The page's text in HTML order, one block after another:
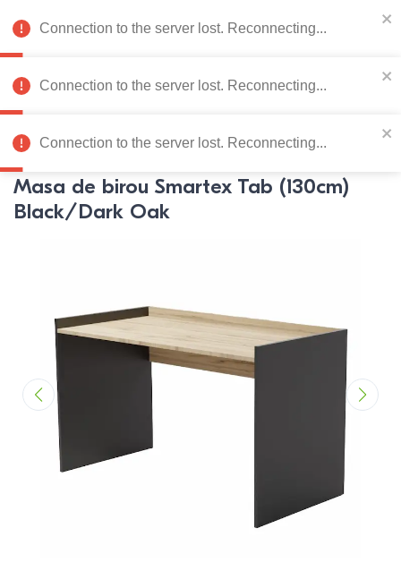
078 222 273 RU
Catalog de produse
0
Pagina principală Mobila de birou Mese de birou
Masa de birou Smartex Tab (130cm)
Black/Dark Oak
Connection to the server lost. Reconnecting...
Connection to the server lost. Reconnecting...
Connection to the server lost. Reconnecting...